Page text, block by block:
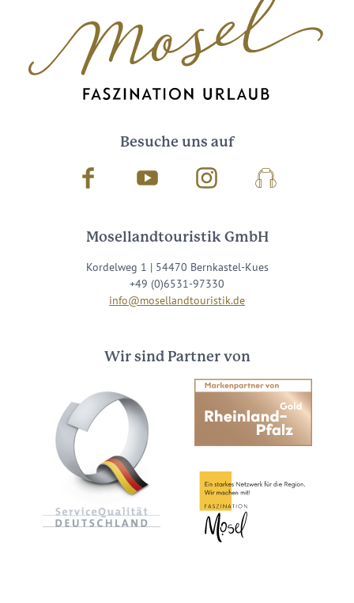
Besuche uns auf
Facebook Youtube InstagramPodcast
Mosellandtouristik GmbH
Kordelweg 1 | 54470 Bernkastel-Kues
+49 (0)6531-97330
info@mosellandtouristik.de
Wir sind Partner von